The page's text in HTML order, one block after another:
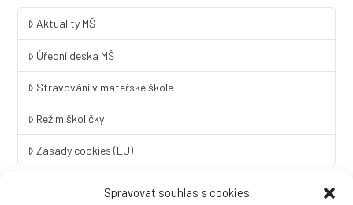
Spravovat souhlas s cookies
Aktuality MŠ
Úřední deska MŠ
Stravování v mateřské škole
Režim školičky
Zásady cookies (EU)